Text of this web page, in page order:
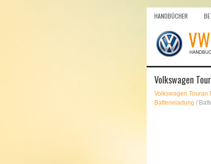
HANDBÜCHER
Volkswagen
Volkswagen Touran
Batterieladung /